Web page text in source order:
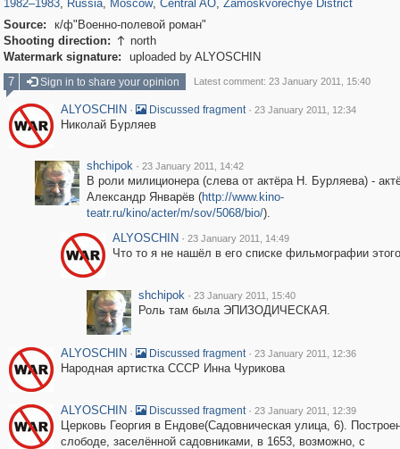
1982–1983, Russia, Moscow, Central AO, Zamoskvorechye District
Source:
к/ф"Военно-полевой роман"
Shooting direction:  north
Watermark signature:
uploaded by ALYOSCHIN
7
Sign in to share your opinion Latest comment: 23 January 2011, 15:40
ALYOSCHIN · Discussed fragment · 23 January 2011, 12:34
Николай Бурляев
shchipok · 23 January 2011, 14:42
В роли милиционера (слева от актёра Н. Бурляева) -
Александр Январёв (http://www.kino-
teatr.ru/kino/acter/m/sov/5068/bio/).
ALYOSCHIN · 23 January 2011, 14:49
Что то я не нашёл в его списке фильмографии
shchipok · 23 January 2011, 15:40
Роль там была ЭПИЗОДИЧЕСКАЯ.
ALYOSCHIN · Discussed fragment · 23 January 2011, 12:36
Народная артистка СССР Инна Чурикова
ALYOSCHIN · Discussed fragment · 23 January 2011, 12:39
Церковь Георгия в Ендове(Садовническая улица, 6).
слободе, заселённой садовниками, в 1653, возможно, с